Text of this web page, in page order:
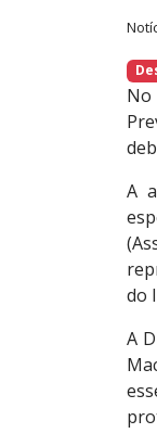
A
do
A